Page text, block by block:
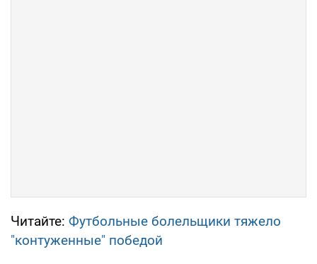
Читайте: Футбольные болельщики тяжело
"контуженные" победой